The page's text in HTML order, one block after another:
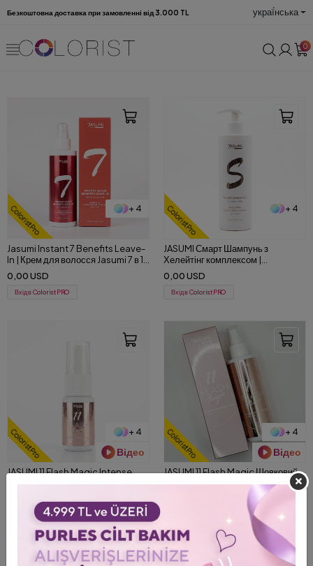
Безкоштовна доставка при замовленні від 3.000 TL украї́нська
0
ColoristPro + 4
Jasumi Instant 7 Benefits Leave-
In | Крем для волосся Jasumi 7 в 1:
Легке розчісування та блиск 200
ml
0,00 USD
Вхід в ColoristPRO
ColoristPro + 4
JASUMI Смарт Шампунь з
Хелейтінг комплексом |
Очищувальний та
Відновлювальний Шампунь 500
мл
0,00 USD
Вхід в ColoristPRO
ColoristPro + 4
Відео
JASUMI 11 Flash Magic Intense
Hair Conditioner Tüm Saç Tipleri
0,00 USD
Вхід в ColoristPRO
ColoristPro + 4
Відео
JASUMI 11 Flash Magic Шовковий
кондиціонер для волосся